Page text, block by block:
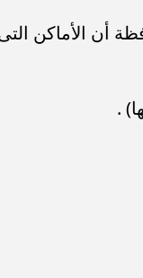
أن الأماكن